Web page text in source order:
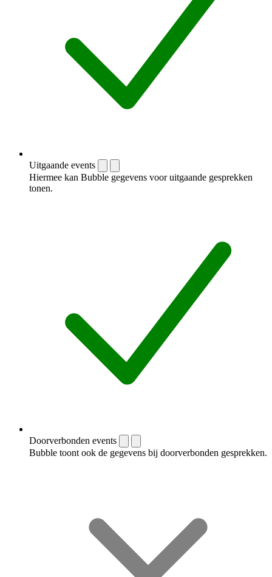
Uitgaande events
Hiermee kan Bubble gegevens voor uitgaande gesprekken
tonen.
Doorverbonden events
Bubble toont ook de gegevens bij doorverbonden gesprekken.